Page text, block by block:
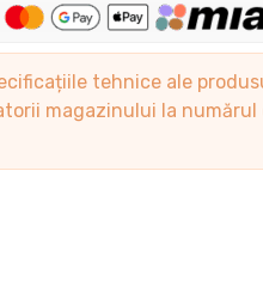
tehnice ale
magazinului la